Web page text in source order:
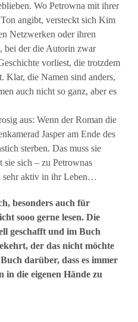
Wo Petrowna mit ihrer
angibt, versteckt sich Kim
Netzwerken oder ihren
bei der die Autorin zwar
vorliest, die trotzdem
Klar, die Namen sind anders,
auch nicht so ganz, aber es
aus: Wenn der Roman die
Jasper am Ende des
sterben. Das muss sie
sie sich – zu Petrownas
sehr aktiv in ihr Leben…
besonders auch für
sooo gerne lesen. Die
geschafft und im Buch
der das nicht möchte
darüber, dass es immer
in die eigenen Hände zu